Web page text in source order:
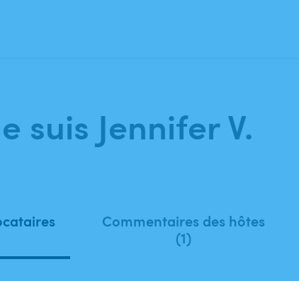
suis Jennifer V.
Commentaires des hôtes
(1)